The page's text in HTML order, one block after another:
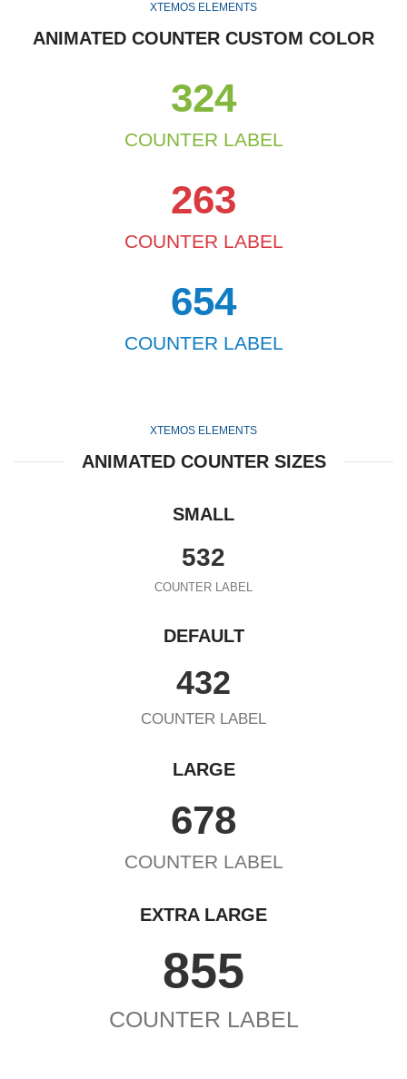
XTEMOS ELEMENTS
ANIMATED COUNTER CUSTOM COLOR
324
COUNTER LABEL
263
COUNTER LABEL
654
COUNTER LABEL
XTEMOS ELEMENTS
ANIMATED COUNTER SIZES
SMALL
532
COUNTER LABEL
DEFAULT
432
COUNTER LABEL
LARGE
678
COUNTER LABEL
EXTRA LARGE
855
COUNTER LABEL